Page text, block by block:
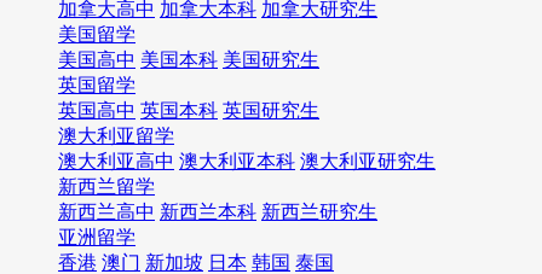
加拿大高中 加拿大本科 加拿大研究生
美国留学
美国高中 美国本科 美国研究生
英国留学
英国高中 英国本科 英国研究生
澳大利亚留学
澳大利亚高中 澳大利亚本科 澳大利亚研究生
新西兰留学
新西兰高中 新西兰本科 新西兰研究生
亚洲留学
香港 澳门 新加坡 日本 韩国 泰国